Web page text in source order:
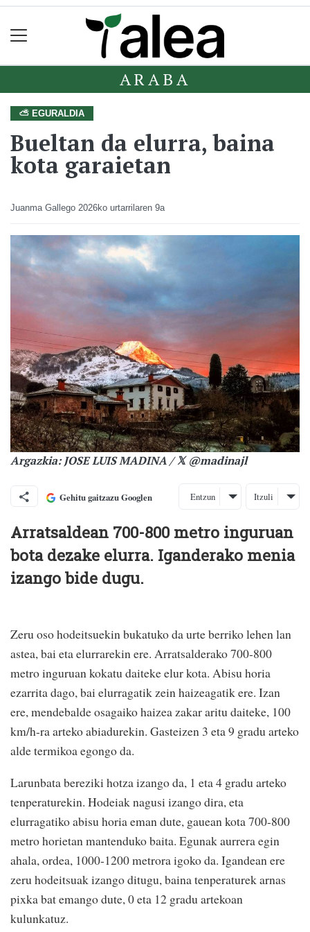
ARABA
⛅ EGURALDIA
Bueltan da elurra, baina
kota garaietan
Juanma Gallego 2026ko urtarrilaren 9a
Argazkia: JOSE LUIS MADINA / 𝕏 @madinajl
Gehitu gaitzazu Googlen Entzun Itzuli
Arratsaldean 700-800 metro inguruan
bota dezake elurra. Iganderako menia
izango bide dugu.
Zeru oso hodeitsuekin bukatuko da urte berriko lehen lan
astea, bai eta elurrarekin ere. Arratsalderako 700-800
metro inguruan kokatu daiteke elur kota. Abisu horia
ezarrita dago, bai elurragatik zein haizeagatik ere. Izan
ere, mendebalde osagaiko haizea zakar aritu daiteke, 100
km/h-ra arteko abiadurekin. Gasteizen 3 eta 9 gradu arteko
alde termikoa egongo da.
Larunbata bereziki hotza izango da, 1 eta 4 gradu arteko
tenperaturekin. Hodeiak nagusi izango dira, eta
elurragatiko abisu horia eman dute, gauean kota 700-800
metro horietan mantenduko baita. Egunak aurrera egin
ahala, ordea, 1000-1200 metrora igoko da. Igandean ere
zeru hodeitsuak izango ditugu, baina tenperaturek arnas
pixka bat emango dute, 0 eta 12 gradu artekoan
kulunkatuz.